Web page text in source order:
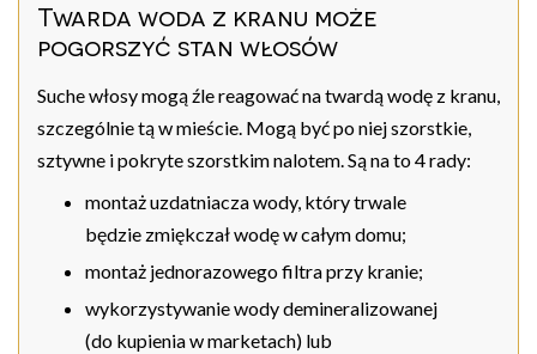
Twarda woda z kranu może
pogorszyć stan włosów
Suche włosy mogą źle reagować na twardą wodę z kranu,
szczególnie tą w mieście. Mogą być po niej szorstkie,
sztywne i pokryte szorstkim nalotem. Są na to 4 rady:
montaż uzdatniacza wody, który trwale
będzie zmiękczał wodę w całym domu;
montaż jednorazowego filtra przy kranie;
wykorzystywanie wody demineralizowanej
(do kupienia w marketach) lub